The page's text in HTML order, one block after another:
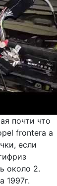
почти что
frontera a
если
около 2.
1997г.